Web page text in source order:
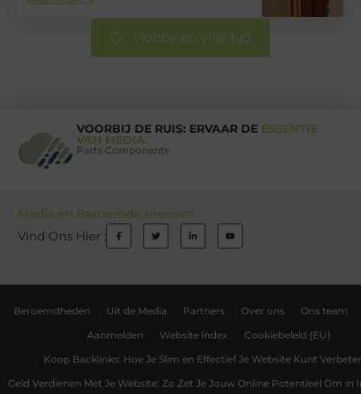
Hobby en vrije tijd
VOORBIJ DE RUIS: ERVAAR DE ESSENTIE
VAN MEDIA.
Parts Components
Media en Beroemde mensen
Vind Ons Hier :
Beroemdheden Uit de Media Partners Over ons Ons team
Aanmelden Website index Cookiebeleid (EU)
Koop Backlinks: Hoe Je Slim en Effectief Je Website Kunt
Geld Verdienen Met Je Website: Zo Zet Je Jouw Online Potentieel Om in